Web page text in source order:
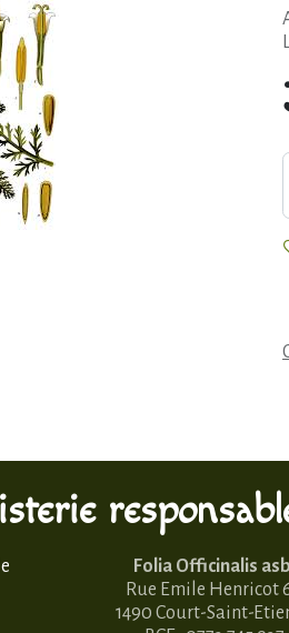
Folia Officinalis asbl
Rue Emile Henricot
1490 Court-Saint-